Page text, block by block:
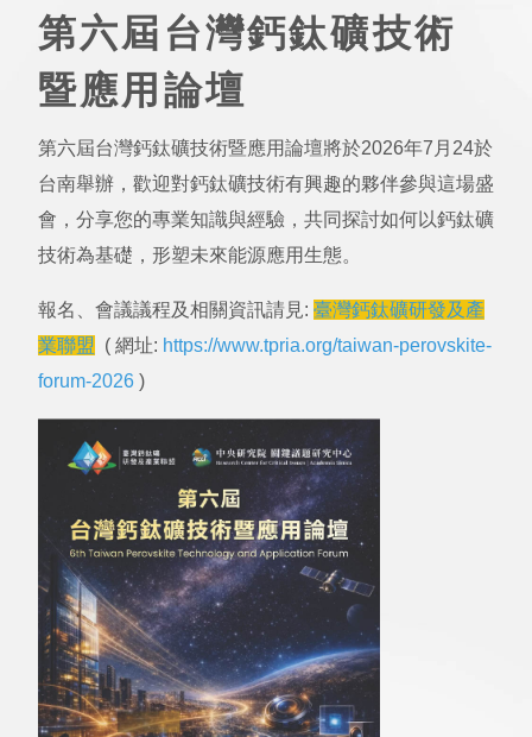
第六屆台灣鈣鈦礦技術
暨應用論壇
第六屆台灣鈣鈦礦技術暨應用論壇將於2026年7月24於
台南舉辦，歡迎對鈣鈦礦技術有興趣的夥伴參與這場盛
會，分享您的專業知識與經驗，共同探討如何以鈣鈦礦
技術為基礎，形塑未來能源應用生態。
報名、會議議程及相關資訊請見: 臺灣鈣鈦礦研發及產
業聯盟
( 網址: https://www.tpria.org/taiwan-perovskite-
forum-2026 )